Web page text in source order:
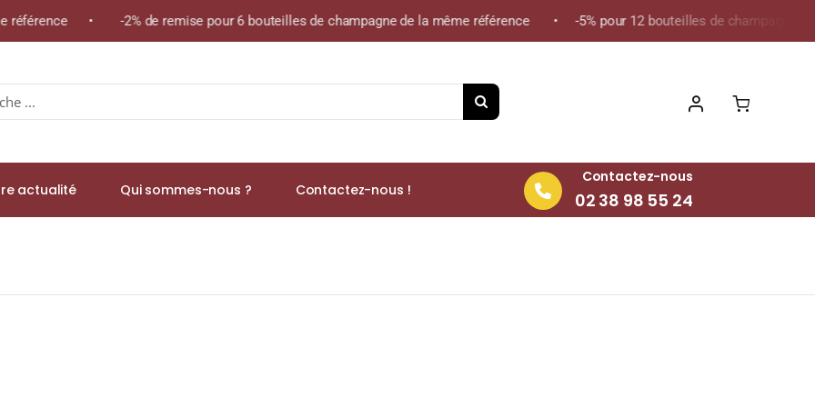
• -2% de remise pour 6 bouteilles de champagne de la même référence • -5% pour 12 bouteilles de champagne de la
actualité Qui sommes-nous ? Contactez-nous !
Contactez-nous
02 38 98 55 24